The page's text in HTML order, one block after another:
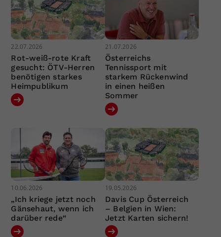
22.07.2026
Rot-weiß-rote Kraft
gesucht: ÖTV-Herren
benötigen starkes
Heimpublikum
21.07.2026
Österreichs
Tennissport mit
starkem Rückenwind
in einen heißen
Sommer
10.06.2026
„Ich kriege jetzt noch
Gänsehaut, wenn ich
darüber rede“
19.05.2026
Davis Cup Österreich
– Belgien in Wien:
Jetzt Karten sichern!